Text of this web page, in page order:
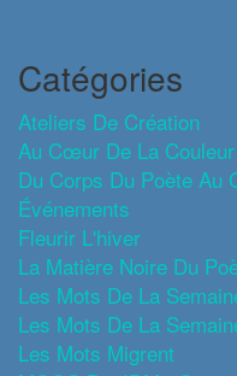
Catégories
Ateliers De Création
Au Cœur De La Couleur
Du Corps Du Poète Au
Événements
Fleurir L'hiver
La Matière Noire Du
Les Mots De La
Les Mots De La
Les Mots Migrent